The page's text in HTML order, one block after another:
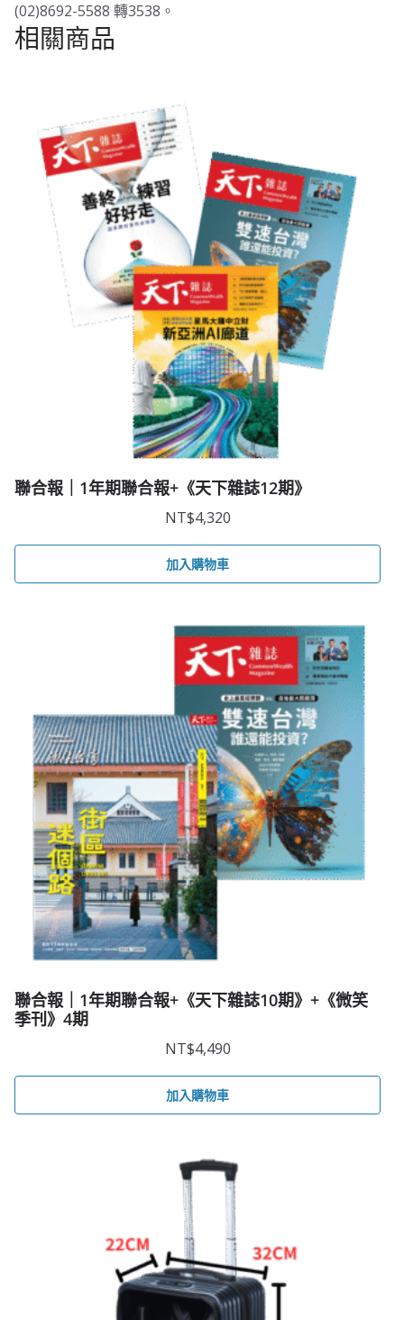
(02)8692-5588 轉3538。
相關商品
聯合報｜1年期聯合報+《天下雜誌12期》
NT$4,320
加入購物車
聯合報｜1年期聯合報+《天下雜誌10期》+《微笑
季刊》4期
NT$4,490
加入購物車